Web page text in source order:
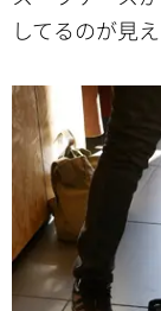
してるのが見